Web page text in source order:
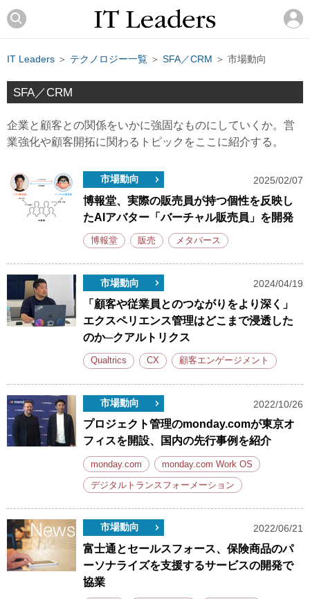
IT Leaders ＞ テクノロジー一覧 ＞ SFA／CRM ＞ 市場動向
SFA／CRM
企業と顧客との関係をいかに強固なものにしていくか。営
業強化や顧客開拓に関わるトピックをここに紹介する。
市場動向 2025/02/07
博報堂、実際の販売員が持つ個性を反映し
たAIアバター「バーチャル販売員」を開発
博報堂 販売 メタバース
市場動向 2024/04/19
「顧客や従業員とのつながりをより深く」
エクスペリエンス管理はどこまで浸透した
のか─クアルトリクス
Qualtrics CX 顧客エンゲージメント
市場動向 2022/10/26
プロジェクト管理のmonday.comが東京オ
フィスを開設、国内の先行事例を紹介
monday.com monday.com Work OS
デジタルトランスフォーメーション
市場動向 2022/06/21
富士通とセールスフォース、保険商品のパ
ーソナライズを支援するサービスの開発で
協業